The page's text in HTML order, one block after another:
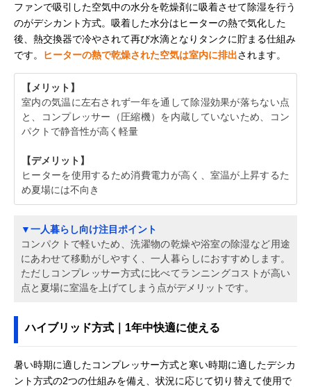
ファンで吸引した空気中の水分を乾燥剤に吸着させて除湿を行う
のがデシカント方式。吸着した水分はヒーターの熱で気化した
後、熱交換器で冷やされて再び水滴となりタンクに貯まる仕組み
です。
ヒーターの熱で乾燥された空気は室内に排出されます。
【メリット】
室内の気温に左右されず一年を通して除湿効果が落ちない点
と、コンプレッサー（圧縮機）を内蔵していないため、コン
パクトで静音性が高く軽量
【デメリット】
ヒーターを使用するため消費電力が高く、室温が上昇するた
め夏場には不向き
▼一人暮らし向け注目ポイント
コンパクトで軽いため、洗濯物の乾燥や浴室の除湿など用途
にあわせて移動がしやすく、一人暮らしにおすすめします。
ただしコンプレッサー方式に比べてランニングコストが高い
点と夏場に室温を上げてしまう点がデメリットです。
ハイブリッド方式｜1年中快適に使える
暑い時期に適したコンプレッサー方式と寒い時期に適したデシカ
ント方式の2つの仕組みを備え、状況に応じて切り替えて使用で